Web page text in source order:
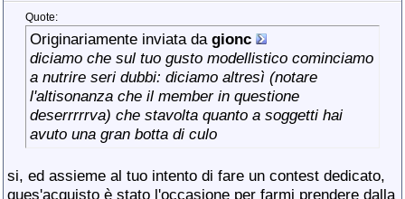
Quote:
Originariamente inviata da gionc
diciamo che sul tuo gusto modellistico cominciamo
a nutrire seri dubbi: diciamo altresì (notare
l'altisonanza che il member in questione
deserrrrrva) che stavolta quanto a soggetti hai
avuto una gran botta di culo
si, ed assieme al tuo intento di fare un contest dedicato,
ques'acquisto è stato l'occasione per farmi prendere dalla